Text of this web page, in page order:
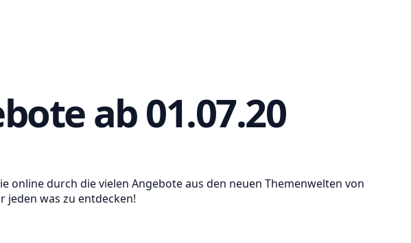
ab 01.07.20
online durch die vielen Angebote aus den neuen Themenwelten von
jeden was zu entdecken!